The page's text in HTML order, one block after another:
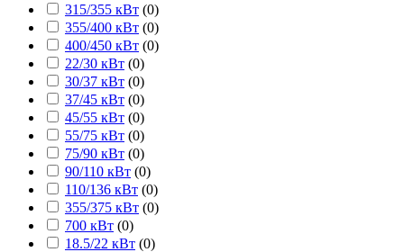
315/355 кВт (0)
355/400 кВт (0)
400/450 кВт (0)
22/30 кВт (0)
30/37 кВт (0)
37/45 кВт (0)
45/55 кВт (0)
55/75 кВт (0)
75/90 кВт (0)
90/110 кВт (0)
110/136 кВт (0)
355/375 кВт (0)
700 кВт (0)
18.5/22 кВт (0)